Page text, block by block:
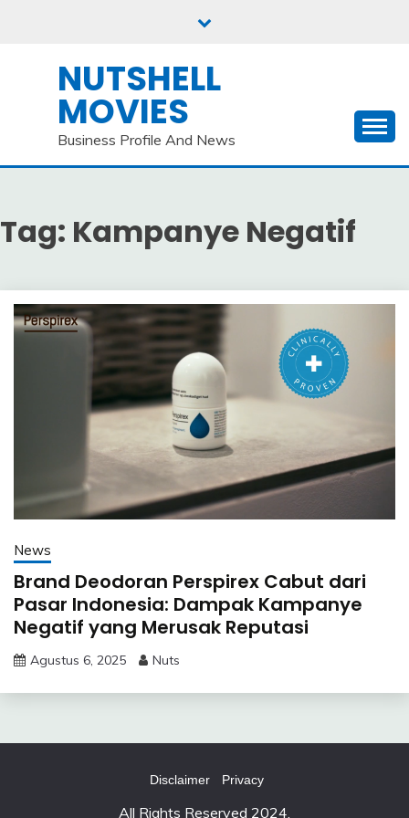
NUTSHELL
MOVIES
Business Profile And News
Tag: Kampanye Negatif
News
Brand Deodoran Perspirex Cabut dari
Pasar Indonesia: Dampak Kampanye
Negatif yang Merusak Reputasi
Agustus 6, 2025 Nuts
Disclaimer Privacy
All Rights Reserved 2024.